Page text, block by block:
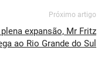
Próximo artigo
expansão, Mr Fritz
ao Rio Grande do Sul